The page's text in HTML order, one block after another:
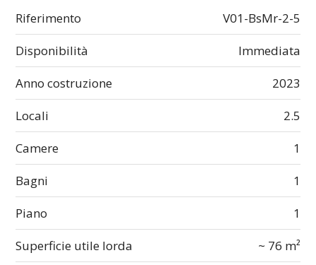
Riferimento
V01-BsMr-2-5
Disponibilità
Immediata
Anno costruzione
2023
Locali
2.5
Camere
1
Bagni
1
Piano
1
Superficie utile lorda
~ 76 m²